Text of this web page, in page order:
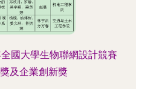
國大學生物聯網設計競賽
及企業創新獎